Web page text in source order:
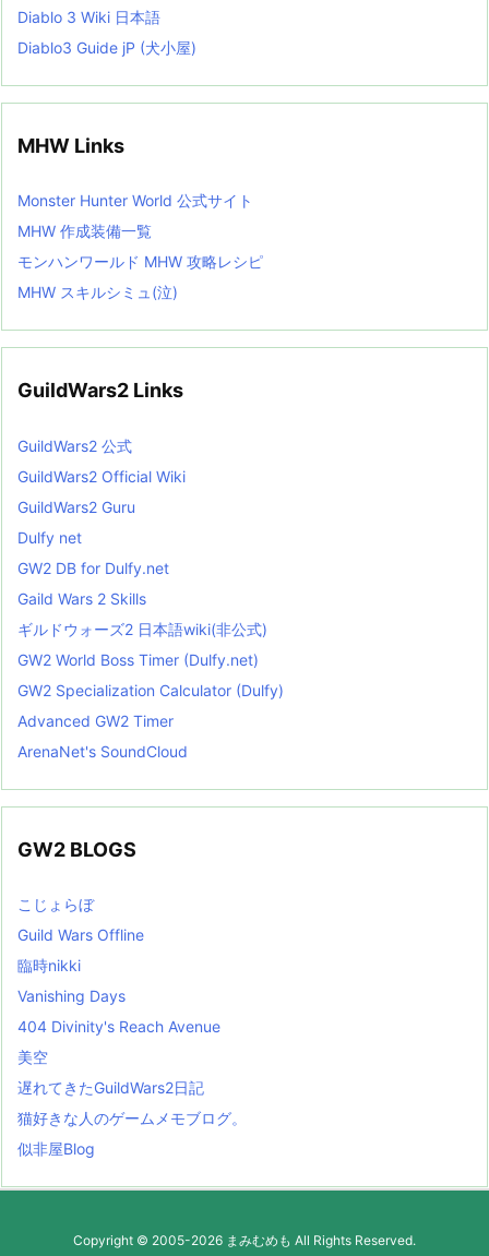
Diablo 3 Wiki 日本語
Diablo3 Guide jP (犬小屋)
MHW Links
Monster Hunter World 公式サイト
MHW 作成装備一覧
モンハンワールド MHW 攻略レシピ
MHW スキルシミュ(泣)
GuildWars2 Links
GuildWars2 公式
GuildWars2 Official Wiki
GuildWars2 Guru
Dulfy net
GW2 DB for Dulfy.net
Gaild Wars 2 Skills
ギルドウォーズ2 日本語wiki(非公式)
GW2 World Boss Timer (Dulfy.net)
GW2 Specialization Calculator (Dulfy)
Advanced GW2 Timer
ArenaNet's SoundCloud
GW2 BLOGS
こじょらぼ
Guild Wars Offline
臨時nikki
Vanishing Days
404 Divinity's Reach Avenue
美空
遅れてきたGuildWars2日記
猫好きな人のゲームメモブログ。
似非屋Blog
Copyright © 2005-2026 まみむめも All Rights Reserved.